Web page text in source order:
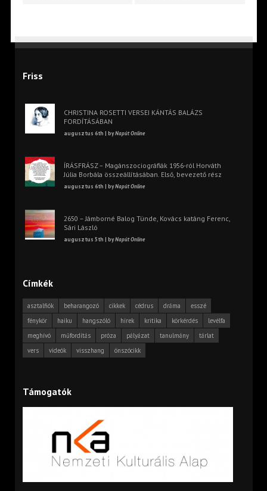
Friss
CHRISTINA ROSETTI VERSEI KÁNTÁS BALÁZS
FORDÍTÁSÁBAN
augusztus 6th | byNapút Online
ÍRÁSFRÁSZ – Magánszociográfiák 1956-ról Horváth
Júlia Borbála összeállításában. Első, bevezető rész
augusztus 6th | byNapút Online
2650 – Jámborné Balog Tünde, Kovács katáng Ferenc,
Sári László
augusztus 5th | byNapút Online
Címkék
asztalfiók beharangozó cikkek cédrus dráma
esszé
fénykör
haiku hangszóló hírek kritika körkérdés
levélfa
meghívó
műfordítás próza pályázat tanulmány
tárlat
vers
videók visszhang önszócikk
Támogatók